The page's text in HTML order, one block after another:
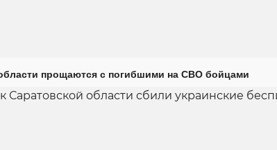
прощаются с погибшими на СВО бойцами